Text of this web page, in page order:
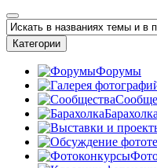
Категории
Форумы
Барахолка